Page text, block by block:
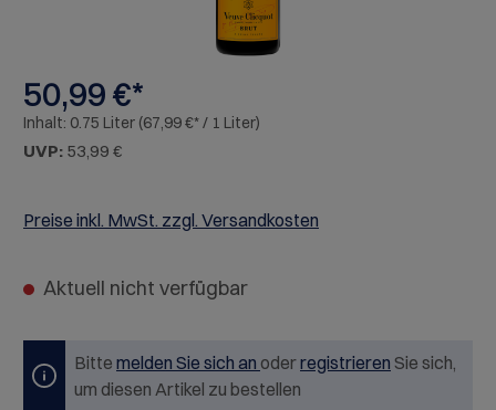
50,99 €*
Inhalt: 0.75 Liter (67,99 €* / 1 Liter)
UVP: 53,99 €
Preise inkl. MwSt. zzgl. Versandkosten
Aktuell nicht verfügbar
Bitte melden Sie sich an oderregistrieren Sie sich,
um diesen Artikel zu bestellen